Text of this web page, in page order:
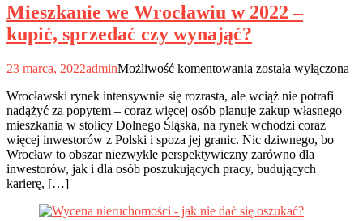
Mieszkanie we Wrocławiu w 2022 –
kupić, sprzedać czy wynająć?
23 marca, 2022adminMożliwość komentowania Mieszkanie
Wrocławiu
w
2022
–
kupić,
sprzedać
została wyłączona
Wrocławski rynek intensywnie się rozrasta, ale wciąż nie potrafi
nadążyć za popytem – coraz więcej osób planuje zakup własnego
mieszkania w stolicy Dolnego Śląska, na rynek wchodzi coraz
więcej inwestorów z Polski i spoza jej granic. Nic dziwnego, bo
Wrocław to obszar niezwykle perspektywiczny zarówno dla
inwestorów, jak i dla osób poszukujących pracy, budujących
karierę, […]